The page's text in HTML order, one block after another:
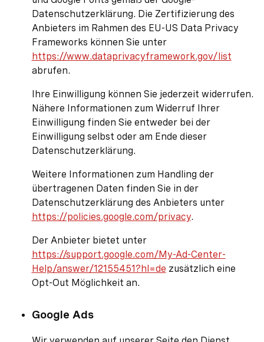
Datenschutzerklärung. Die Zertifizierung des
Anbieters im Rahmen des EU-US Data Privacy
Frameworks können Sie unter
https://www.dataprivacyframework.gov/list
abrufen.
Ihre Einwilligung können Sie jederzeit widerrufen.
Nähere Informationen zum Widerruf Ihrer
Einwilligung finden Sie entweder bei der
Einwilligung selbst oder am Ende dieser
Datenschutzerklärung.
Weitere Informationen zum Handling der
übertragenen Daten finden Sie in der
Datenschutzerklärung des Anbieters unter
https://policies.google.com/privacy.
Der Anbieter bietet unter
https://support.google.com/My-Ad-Center-
Help/answer/12155451?hl=de zusätzlich eine
Opt-Out Möglichkeit an.
Google Ads